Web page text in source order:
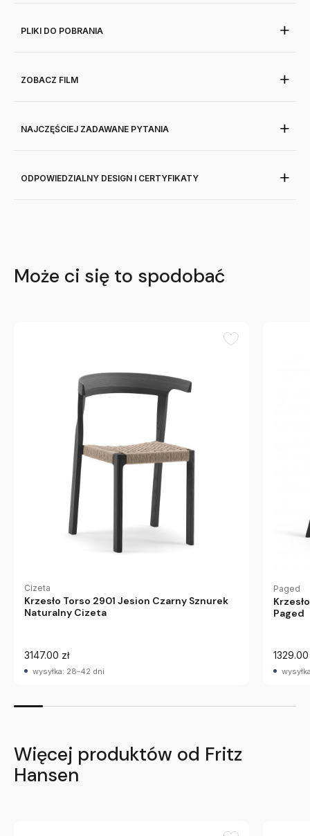
PLIKI DO POBRANIA
ZOBACZ FILM
NAJCZĘŚCIEJ ZADAWANE PYTANIA
ODPOWIEDZIALNY DESIGN I CERTYFIKATY
Może ci się to spodobać
Cizeta
Krzesło Torso 2901 Jesion Czarny Sznurek
Naturalny Cizeta
3147.00 zł
wysyłka: 28-42 dni
Paged
Paged
1329.00
Więcej produktów od Fritz
Hansen